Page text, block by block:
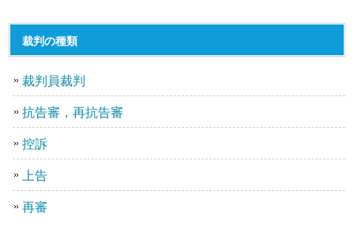
裁判の種類
裁判員裁判
抗告審，再抗告審
控訴
上告
再審